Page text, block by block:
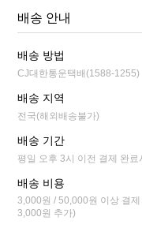
배송 안내
배송 방법
CJ대한통운택배(1588-1255)
배송 지역
전국(해외배송불가)
배송 기간
평일 오후 3시 이전 결제 완
배송 비용
3,000원 / 50,000원 이상 결
3,000원 추가)